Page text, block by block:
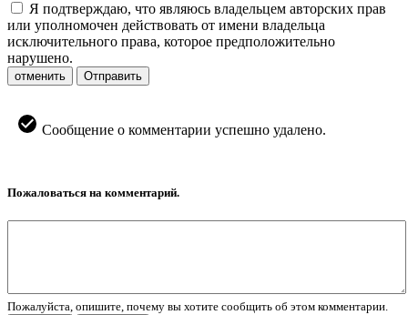
Я подтверждаю, что являюсь владельцем авторских прав
или уполномочен действовать от имени владельца
исключительного права, которое предположительно
нарушено.
отменить Отправить
Сообщение о комментарии успешно удалено.
Пожаловаться на комментарий.
Пожалуйста, опишите, почему вы хотите сообщить об этом комментарии.